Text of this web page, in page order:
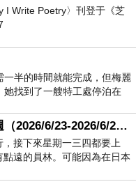
I Write Poetry〉刊登于《芝
半的時間就能完成，但梅麗
找到了一艘特工處停泊在
週間農居第284週（2026/6/23-2026/6/24) 夏至 金黃稻浪洋溢豐收喜悅
接下來星期一三四都要上
遠的員林。可能因為在日本
上班時，心裡沒有一